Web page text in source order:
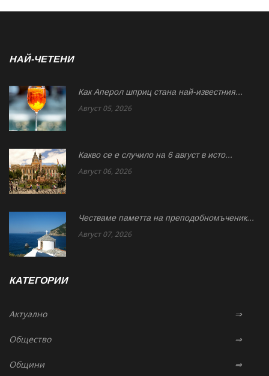
НАЙ-ЧЕТЕНИ
Как Аперол шприц стана най-известния...
Август 05, 2026
Какво се е случило на 6 август в исто...
Август 06, 2026
Честваме паметта на преподобномъченик...
Август 07, 2026
КАТЕГОРИИ
Актуално ⇒
Общество ⇒
Общини ⇒